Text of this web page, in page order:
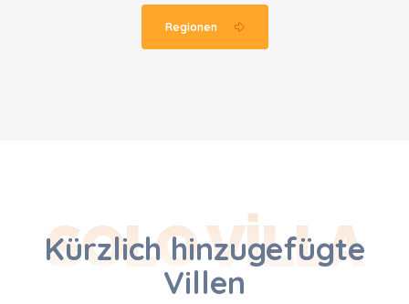
Regionen
Kürzlich hinzugefügte
Villen
SOLO VILLA